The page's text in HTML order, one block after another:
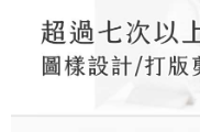
2. Pilihan kaedah
pesanan ditubuhkan, akan
transaksi Gogo, selepas
ansuran yang diingini,
mengesahkan
3. Jumlah kelulusan
peribadi yang disenaraikan
oleh AFTEE, sila jangan